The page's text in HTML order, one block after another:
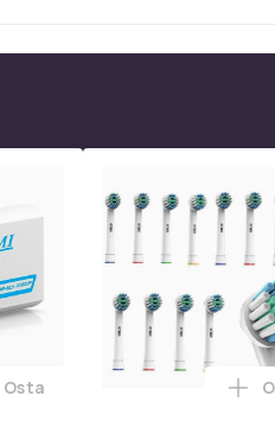
Black ostoskoriin
*EU ostoskoriin
Lisää Wii HDMI-adapteri,
Osta